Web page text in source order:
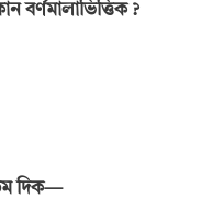
বর্ণমালাভিত্তিক ?
দিক—